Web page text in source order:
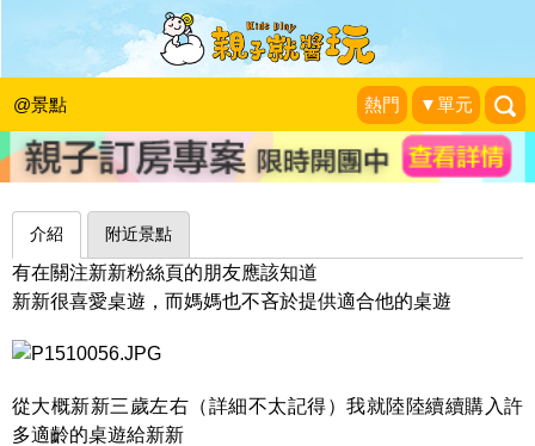
@景點 熱門 ▼單元
放下3C不插電，腦力激盪共度親密時
光～台中小密親子桌遊
新新家族的旅行軌跡|2016-09-01
介紹 附近景點
有在關注新新粉絲頁的朋友應該知道
新新很喜愛桌遊，而媽媽也不吝於提供適合他的桌遊
從大概新新三歲左右（詳細不太記得）我就陸陸續續購入許
多適齡的桌遊給新新